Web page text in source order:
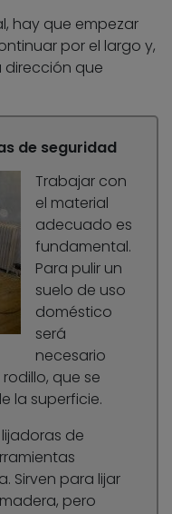
hay que empezar
por el largo y,
dirección que
de seguridad
Trabajar con
el material
adecuado es
fundamental.
Para pulir un
suelo de uso
doméstico
será
necesario
que se
la superficie.
de
Sirven para lijar
pero